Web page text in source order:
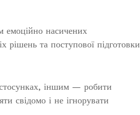
емоційно насичених
рішень та поступової підготовки
іншим — робити
свідомо і не ігнорувати